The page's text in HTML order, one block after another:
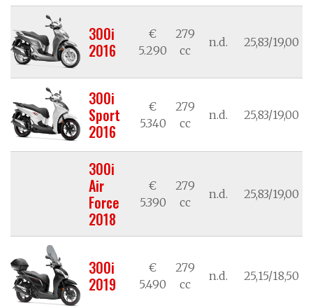
300i
2016
€
5.290
279
cc
n.d. 25,83/19,00
300i
Sport
2016
€
5.340
279
cc
n.d. 25,83/19,00
300i
Air
Force
2018
€
5.390
279
cc
n.d. 25,83/19,00
300i
2019
€
5.490
279
cc
n.d. 25,15/18,50